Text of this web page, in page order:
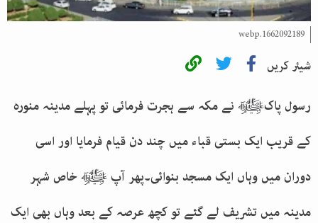
1662092189.webp
شیئر کریں
رسول پاکﷺ نے مکہ سے ہجرت فرمائی تو پہلے مدینہ منورہ
کے قریب ایک بستی قباء میں چند دن قیام فرمایا اور اسی
دوران میں وہاں ایک مسجد بنوائی۔پھر آپ ﷺ خاص شہر
مدینہ میں تشریف لے گئے تو کچھ عرصہ کے بعد وہاں بھی ایک